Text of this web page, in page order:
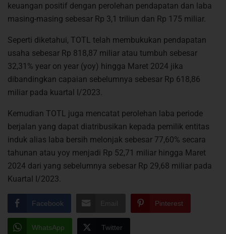
keuangan positif dengan perolehan pendapatan dan laba
masing-masing sebesar Rp 3,1 triliun dan Rp 175 miliar.
Seperti diketahui, TOTL telah membukukan pendapatan
usaha sebesar Rp 818,87 miliar atau tumbuh sebesar
32,31% year on year (yoy) hingga Maret 2024 jika
dibandingkan capaian sebelumnya sebesar Rp 618,86
miliar pada kuartal I/2023.
Kemudian TOTL juga mencatat perolehan laba periode
berjalan yang dapat diatribusikan kepada pemilik entitas
induk alias laba bersih melonjak sebesar 77,60% secara
tahunan atau yoy menjadi Rp 52,71 miliar hingga Maret
2024 dari yang sebelumnya sebesar Rp 29,68 miliar pada
Kuartal I/2023.
Facebook Email Pinterest
WhatsApp Twitter